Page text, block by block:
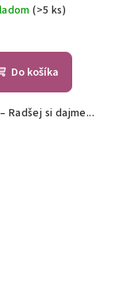
(>5 ks)
Do košíka
Radšej si dajme...